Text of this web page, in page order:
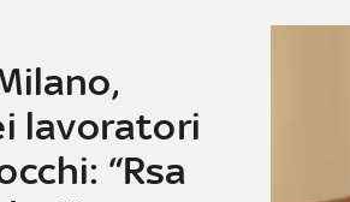
lavoratori
“Rsa